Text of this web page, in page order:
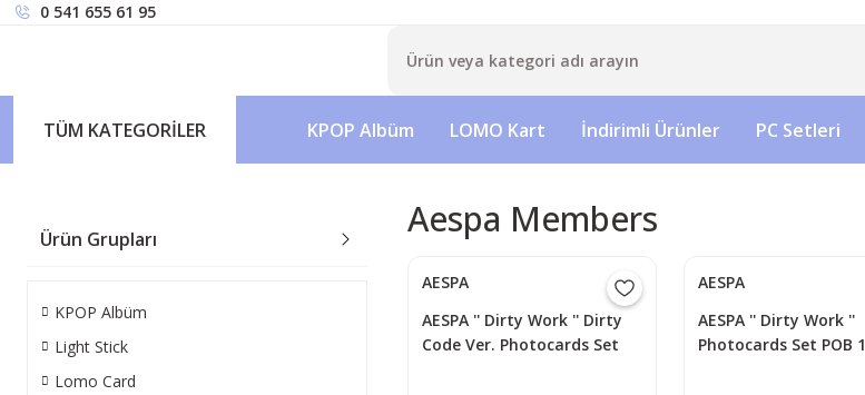
0 541 655 61 95
TÜM KATEGORİLER KPOP Albüm LOMO Kart İndirimli Ürünler PC Setleri
Ürün Grupları
KPOP Albüm
Light Stick
Lomo Card
Aespa Members
AESPA
AESPA '' Dirty Work '' Dirty
Code Ver. Photocards Set
AESPA
AESPA '' Dirty Work ''
Photocards Set POB 1